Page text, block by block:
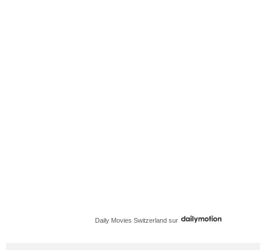
Daily Movies Switzerland sur